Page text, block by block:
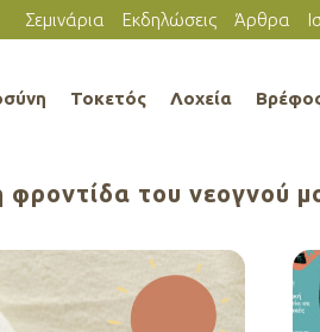
Σεμινάρια Εκδηλώσεις Άρθρα
Τοκετός Λοχεία
φροντίδα του νεογνού